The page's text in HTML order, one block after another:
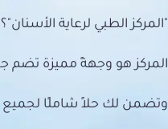
"المركز الطبي لرعاية الأسنان"؟
المركز هو وجهةً مميزة تضم
وتضمن لك حلاً شاملًا